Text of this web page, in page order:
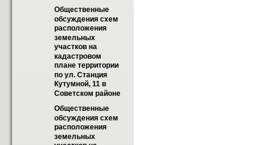
Общественные
обсуждения схем
расположения
земельных
участков на
кадастровом
плане территории
по ул. Станция
Кутумной, 11 в
Советском районе
Общественные
обсуждения схем
расположения
земельных